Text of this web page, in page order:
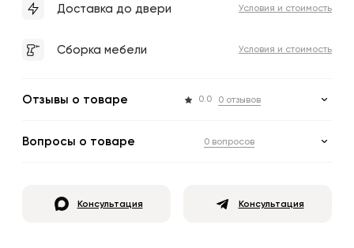
Доставка до двери Условия и стоимость
Сборка мебели Условия и стоимость
Отзывы о товаре 0.0 0 отзывов
Вопросы о товаре 0 вопросов
Консультация Консультация